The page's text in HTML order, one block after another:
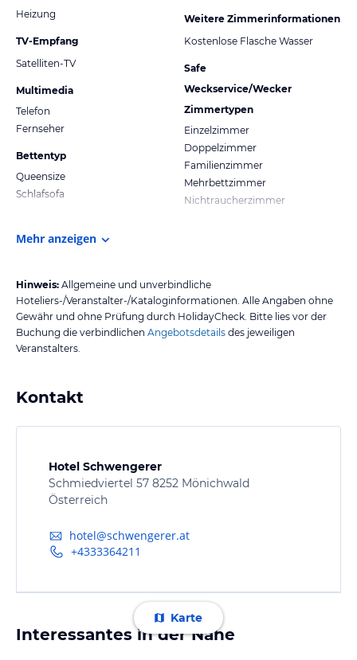
Heizung
TV-Empfang
Satelliten-TV
Multimedia
Telefon
Fernseher
Bettentyp
Queensize
Schlafsofa
Weitere Zimmerinformationen
Kostenlose Flasche Wasser
Safe
Weckservice/Wecker
Zimmertypen
Einzelzimmer
Doppelzimmer
Familienzimmer
Mehrbettzimmer
Nichtraucherzimmer
Mehr anzeigen
Hinweis: Allgemeine und unverbindliche
Hoteliers-/Veranstalter-/Kataloginformationen. Alle Angaben ohne
Gewähr und ohne Prüfung durch HolidayCheck. Bitte lies vor der
Buchung die verbindlichen Angebotsdetails des jeweiligen
Veranstalters.
Kontakt
Hotel Schwengerer
Schmiedviertel 57 8252 Mönichwald
Österreich
hotel@schwengerer.at
+4333364211
Karte
Interessantes in der Nähe